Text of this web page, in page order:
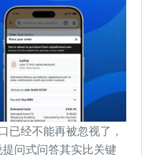
已经不能再被忽视了，
问式问答其实比关键